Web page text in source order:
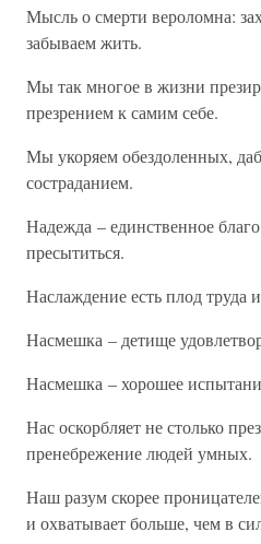
Мысль о смерти вероломна:
забываем жить.
Мы так многое в жизни
презрением к самим себе.
Мы укоряем обездоленных,
состраданием.
Надежда – единственное
пресытиться.
Наслаждение есть плод труда
Насмешка – детище
Насмешка – хорошее
Нас оскорбляет не столько
пренебрежение людей умных.
Наш разум скорее
и охватывает больше, чем в